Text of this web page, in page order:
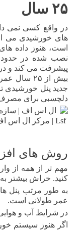
۲۵ سال
های خورشیدی می
است، هنوز داده
پیشرفت می کند و
بیش از ۲۵
دلچسبی برای
روش های
مهم تر از همه از
کنید. خراش بیشتر
به طور مرتب پنل ها
عمر طولانی است.
در شرایط آب و
اگر هنوز سیستم